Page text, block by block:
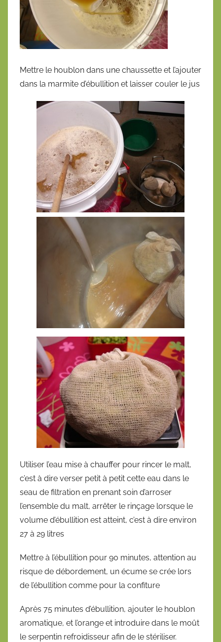
Mettre le houblon dans une chaussette et l’ajouter
dans la marmite d’ébullition et laisser couler le jus
Utiliser l’eau mise à chauffer pour rincer le malt,
c’est à dire verser petit à petit cette eau dans le
seau de filtration en prenant soin d’arroser
l’ensemble du malt, arrêter le rinçage lorsque le
volume d’ébullition est atteint, c’est à dire environ
27 à 29 litres
Mettre à l’ébullition pour 90 minutes, attention au
risque de débordement, un écume se crée lors
de l’ébullition comme pour la confiture
Après 75 minutes d’ébullition, ajouter le houblon
aromatique, et l’orange et introduire dans le moût
le serpentin refroidisseur afin de le stériliser.